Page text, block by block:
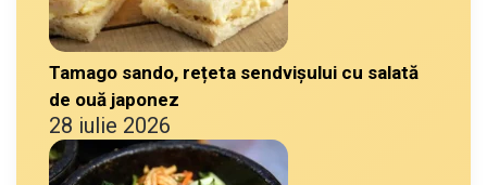
Tamago sando, rețeta sendvișului cu salată
de ouă japonez
28 iulie 2026